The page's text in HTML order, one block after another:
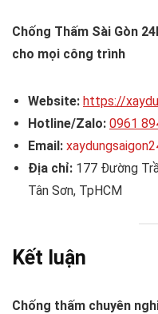
Chống Thấm Sài Gòn
cho mọi công trình
Website: https://
Hotline/Zalo: 0961
Email:
Địa chỉ: 177 Đường
Tân Sơn, TpHCM
Kết luận
Chống thấm chuyên